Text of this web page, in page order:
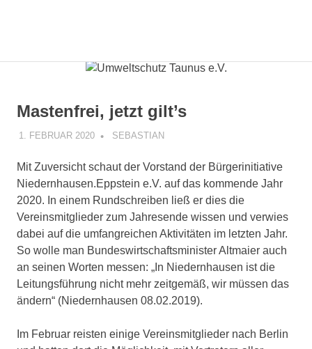
e.V.
den
Energiewende
Mastenfrei, jetzt gilt’s
1. FEBRUAR 2020 SEBASTIANPRESSEMITTEILUNG
Mit Zuversicht schaut der Vorstand der Bürgerinitiative
Niedernhausen.Eppstein e.V. auf das kommende Jahr
2020. In einem Rundschreiben ließ er dies die
Vereinsmitglieder zum Jahresende wissen und verwies
dabei auf die umfangreichen Aktivitäten im letzten Jahr.
So wolle man Bundeswirtschaftsminister Altmaier auch
an seinen Worten messen: „In Niedernhausen ist die
Leitungsführung nicht mehr zeitgemäß, wir müssen das
ändern“ (Niedernhausen 08.02.2019).
Im Februar reisten einige Vereinsmitglieder nach Berlin